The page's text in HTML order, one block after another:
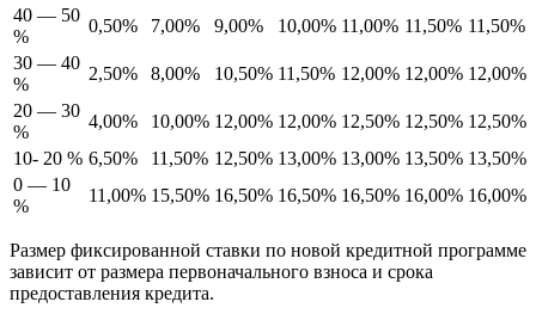
40 — 50
%
0,50% 7,00% 9,00% 10,00% 11,00% 11,50% 11,50%
30 — 40
%
2,50% 8,00% 10,50% 11,50% 12,00% 12,00% 12,00%
20 — 30
%
4,00% 10,00% 12,00% 12,00% 12,50% 12,50% 12,50%
10- 20 % 6,50% 11,50% 12,50% 13,00% 13,00% 13,50% 13,50%
0 — 10
%
11,00% 15,50% 16,50% 16,50% 16,50% 16,00% 16,00%
Размер фиксированной ставки по новой кредитной программе
зависит от размера первоначального взноса и срока
предоставления кредита.